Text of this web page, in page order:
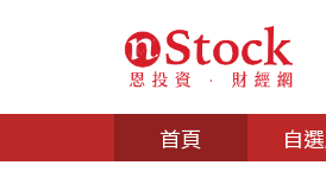
首頁 自